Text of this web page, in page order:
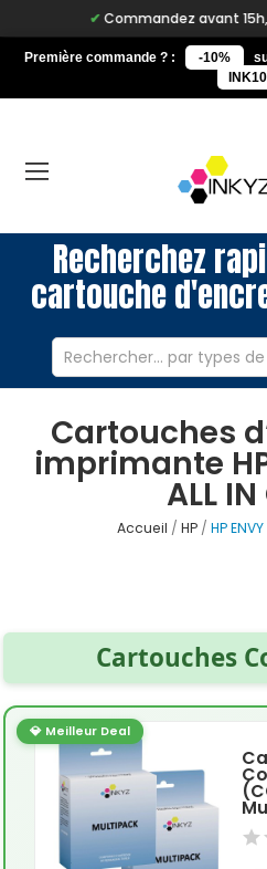
Commandez avant 15h,
Première commande ? : -10%
INK10
Recherchez
cartouche
Cartouches
imprimante HP
ALL IN
Accueil HP HP
Cartouches
💎 Meilleur Deal